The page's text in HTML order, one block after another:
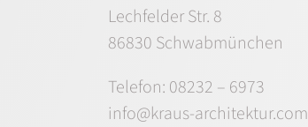
Lechfelder Str. 8
86830 Schwabmünchen
Telefon: 08232 – 6973
info@kraus-architektur.com